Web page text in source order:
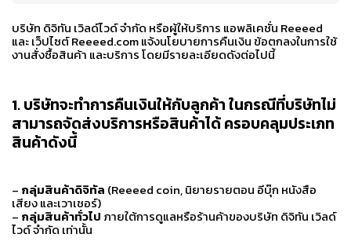
บริษัท ดิจิทัน เวิลด์ไวด์ จํากัด หรือผู้ให้บริการ แอพลิเคชั่น Reeeed
และ เว็ปไซต์ Reeeed.com แจ้งนโยบายการคืนเงิน ข้อตกลงในการใช้
งานสั่งซื้อสินค้า และบริการ โดยมีรายละเอียดดังต่อไปนี้
1. บริษัทจะทำการคืนเงินให้กับลูกค้า ในกรณีที่บริษัทไม่
สามารถจัดส่งบริการหรือสินค้าได้ ครอบคลุมประเภท
สินค้าดังนี้
– กลุ่มสินค้าดิจิทัล (Reeeed coin, นิยายรายตอน อีบุ๊ก หนังสือ
เสียง และเวาเชอร์)
– กลุ่มสินค้าทั่วไป ภายใต้การดูแลหรือร้านค้าของบริษัท ดิจิทัน เวิลด์
ไวด์ จํากัด เท่านั้น